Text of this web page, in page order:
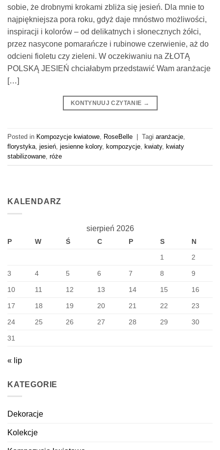
sobie, że drobnymi krokami zbliża się jesień. Dla mnie to
najpiękniejsza pora roku, gdyż daje mnóstwo możliwości,
inspiracji i kolorów – od delikatnych i słonecznych żółci,
przez nasycone pomarańcze i rubinowe czerwienie, aż do
odcieni fioletu czy zieleni. W oczekiwaniu na ZŁOTĄ
POLSKĄ JESIEŃ chciałabym przedstawić Wam aranżacje
[…]
KONTYNUUJ CZYTANIE →
Posted in Kompozycje kwiatowe RoseBelle | Tagi aranżacje
florystyka jesień jesienne kolory, kompozycje kwiaty, kwiaty
stabilizowane róże
KALENDARZ
sierpień 2026
P W Ś C P S
N
1
2
3 4 5 6 7 8 9
10 11 12 13 14 15 16
17 18 19 20 21 22 23
24 25 26 27 28 29 30
31
« lip
KATEGORIE
Dekoracje
Kolekcje